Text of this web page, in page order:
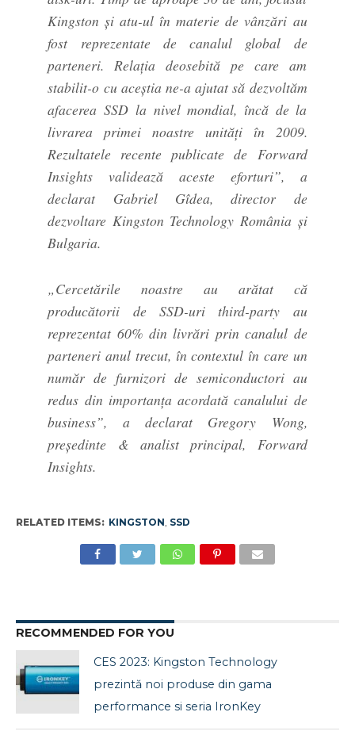
Kingston și atu-ul în materie de vânzări au
fost reprezentate de canalul global de
parteneri. Relația deosebită pe care am
stabilit-o cu aceștia ne-a ajutat să dezvoltăm
afacerea SSD la nivel mondial, încă de la
livrarea primei noastre unități în 2009.
Rezultatele recente publicate de Forward
Insights validează aceste eforturi”, a
declarat Gabriel Gîdea, director de
dezvoltare Kingston Technology România şi
Bulgaria.
„Cercetările noastre au arătat că
producătorii de SSD-uri third-party au
reprezentat 60% din livrări prin canalul de
parteneri anul trecut, în contextul în care un
număr de furnizori de semiconductori au
redus din importanța acordată canalului de
business”, a declarat Gregory Wong,
președinte & analist principal, Forward
Insights.
RELATED ITEMS: KINGSTON, SSD
RECOMMENDED FOR YOU
CES 2023: Kingston Technology
prezintă noi produse din gama
performance si seria IronKey